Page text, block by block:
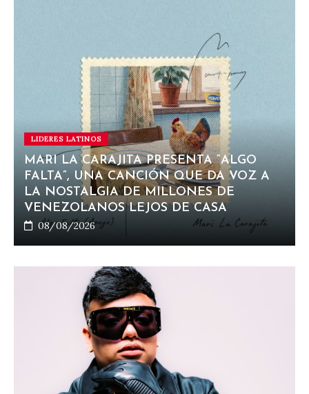
LIDERES LATINOS
MARI LA CARAJITA PRESENTA “ALGO
FALTA”, UNA CANCIÓN QUE DA VOZ A
LA NOSTALGIA DE MILLONES DE
VENEZOLANOS LEJOS DE CASA
08/08/2026